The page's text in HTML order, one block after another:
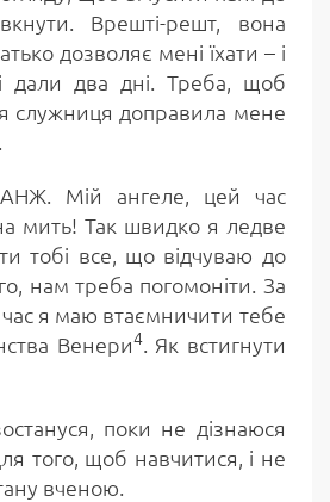
Врешті-решт, вона
дозволяє мені їхати – і
дали два дні. Треба, щоб
служниця доправила мене
Мій ангеле, цей час
мить! Так швидко я ледве
тобі все, що відчуваю до
нам треба погомоніти. За
я маю втаємничити тебе
Венери4. Як встигнути
поки не дізнаюся
того, щоб навчитися, і не
вченою.